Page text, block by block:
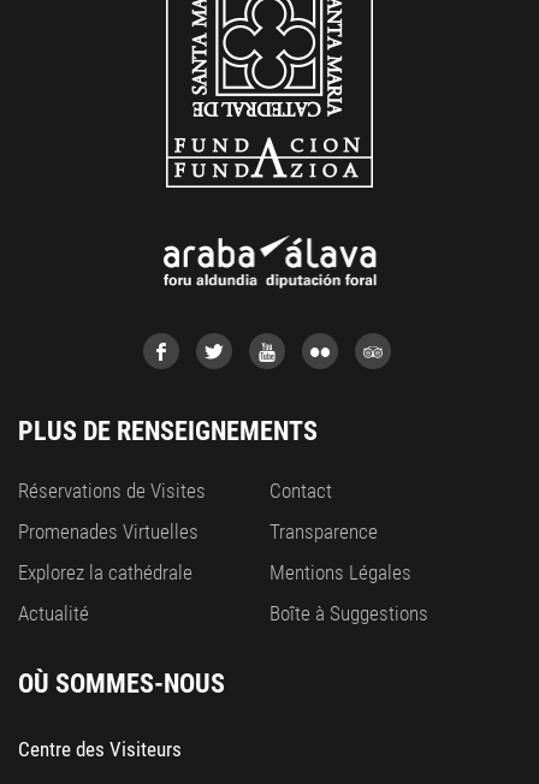
PLUS DE RENSEIGNEMENTS
Réservations de Visites
Promenades Virtuelles
Explorez la cathédrale
Actualité
Contact
Transparence
Mentions Légales
Boîte à Suggestions
OÙ SOMMES-NOUS
Centre des Visiteurs